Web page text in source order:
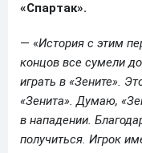
«Спартак».
— «История с этим
концов все сумели
играть в «Зените».
«Зенита». Думаю,
в нападении.
получиться. Игрок